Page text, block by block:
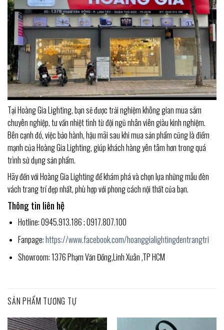
Tại Hoàng Gia Lighting, bạn sẽ được trải nghiệm không gian mua sắm
chuyên nghiệp, tư vấn nhiệt tình từ đội ngũ nhân viên giàu kinh nghiệm.
Bên cạnh đó, việc bảo hành, hậu mãi sau khi mua sản phẩm cũng là điểm
mạnh của Hoàng Gia Lighting, giúp khách hàng yên tâm hơn trong quá
trình sử dụng sản phẩm.
Hãy đến với Hoàng Gia Lighting để khám phá và chọn lựa những mẫu đèn
vách trang trí đẹp nhất, phù hợp với phong cách nội thất của bạn.
Thông tin liên hệ
Hotline: 0945.913.186 ; 0917.807.100
Fanpage:https://www.facebook.com/hoanggialightingdentrangtri
Showroom: 1376 Phạm Văn Đồng,Linh Xuân ,TP HCM
SẢN PHẨM TƯƠNG TỰ